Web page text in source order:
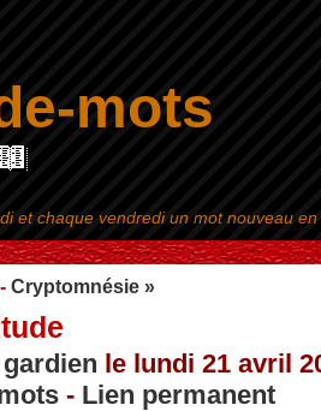
mots
Aller au contenu|
- Cryptomnésie »
le lundi 21 avril
- Lien permanent
et chaque vendredi un mot nouveau